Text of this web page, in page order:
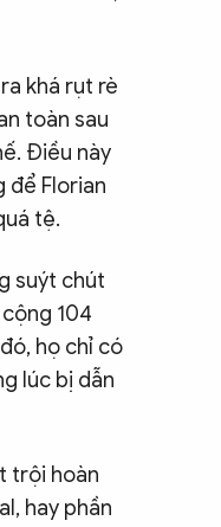
khá rụt rè
toàn sau
Điều này
để Florian
tệ.
suýt chút
104
họ chỉ có
lúc bị dẫn
trội hoàn
hay phần